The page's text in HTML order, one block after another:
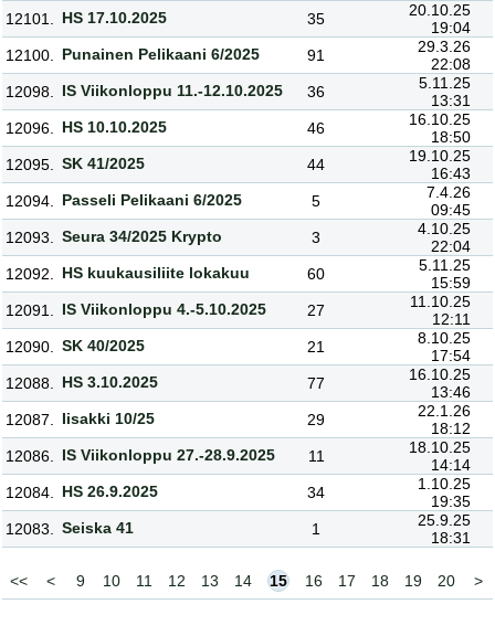
12101.
HS 17.10.2025 35
20.10.25
19:04
12100.
Punainen Pelikaani 6/2025 91
29.3.26
22:08
12098.
IS Viikonloppu 11.-12.10.2025 36
5.11.25
13:31
12096.
HS 10.10.2025 46
16.10.25
18:50
12095.
SK 41/2025 44
19.10.25
16:43
12094.
Passeli Pelikaani 6/2025 5
7.4.26
09:45
12093.
Seura 34/2025 Krypto 3
4.10.25
22:04
12092.
HS kuukausiliite lokakuu 60
5.11.25
15:59
12091.
IS Viikonloppu 4.-5.10.2025 27
11.10.25
12:11
12090.
SK 40/2025 21
8.10.25
17:54
12088.
HS 3.10.2025 77
16.10.25
13:46
12087.
Iisakki 10/25 29
22.1.26
18:12
12086.
IS Viikonloppu 27.-28.9.2025 11
18.10.25
14:14
12084.
HS 26.9.2025 34
1.10.25
19:35
12083.
Seiska 41 1
25.9.25
18:31
<< < 9 10 11 12 13 14 15 16 17 18 19 20 >